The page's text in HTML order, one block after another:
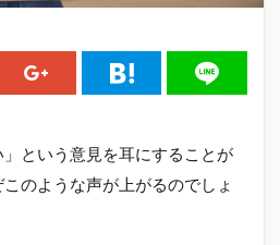
」という意見を耳にすることが
のような声が上がるのでしょ